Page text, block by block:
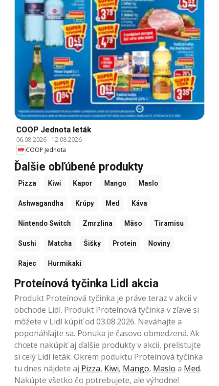
COOP Jednota leták
06.08.2026- 12.08.2026
COOP Jednota
Ďalšie obľúbené produkty
Pizza Kiwi Kapor Mango Maslo
Ashwagandha Krúpy Med Káva
Nintendo Switch Zmrzlina Mäso Tiramisu
Sushi Matcha Šišky Protein Noviny
Rajec Hurmikaki
Proteínová tyčinka Lidl akcia
Produkt Proteínová tyčinka je práve teraz v akcii v
obchode Lidl. Produkt Proteínová tyčinka v zľave si
môžete v Lidl kúpiť od 03.08.2026. Neváhajte a
poponáhľajte sa. Ponuka je časovo obmedzená. Ak
chcete nakúpiť aj ďalšie produkty v akcii, prelistujte
si celý Lidl leták. Okrem poduktu Proteínová tyčinka
tu dnes nájdete aj Pizza, Kiwi, Mango, Maslo a Med.
Nakúpte všetko čo potrebujete, ale výhodne!